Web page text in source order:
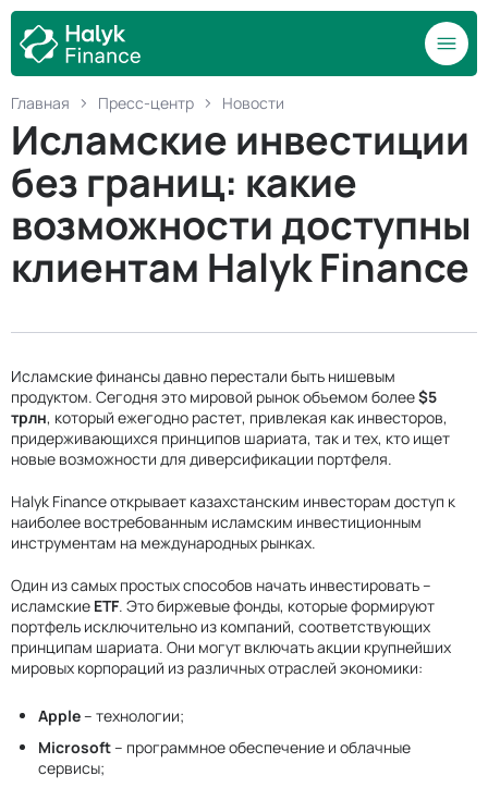
Главная Пресс-центр Новости
Исламские инвестиции
без границ: какие
возможности доступны
клиентам Halyk Finance
Исламские финансы давно перестали быть нишевым
продуктом. Сегодня это мировой рынок объемом более$5
трлн, который ежегодно растет, привлекая как инвесторов,
придерживающихся принципов шариата, так и тех, кто ищет
новые возможности для диверсификации портфеля.
Halyk Finance открывает казахстанским инвесторам доступ к
наиболее востребованным исламским инвестиционным
инструментам на международных рынках.
Один из самых простых способов начать инвестировать –
исламские ETF. Это биржевые фонды, которые формируют
портфель исключительно из компаний, соответствующих
принципам шариата. Они могут включать акции крупнейших
мировых корпораций из различных отраслей экономики:
Apple– технологии;
Microsoft– программное обеспечение и облачные
сервисы;